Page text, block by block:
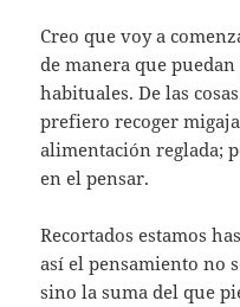
Creo que voy a
de manera que
habituales. De las
prefiero recoger
alimentación reglada;
en el pensar.
Recortados estamos
así el pensamiento no
sino la suma del que